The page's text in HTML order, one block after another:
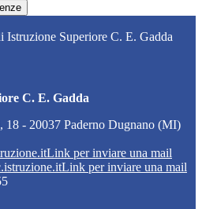
Istruzione Superiore C. E. Gadda
C. E. Gadda
18 - 20037 Paderno Dugnano (MI)
Link per inviare una mail
Link per inviare una mail